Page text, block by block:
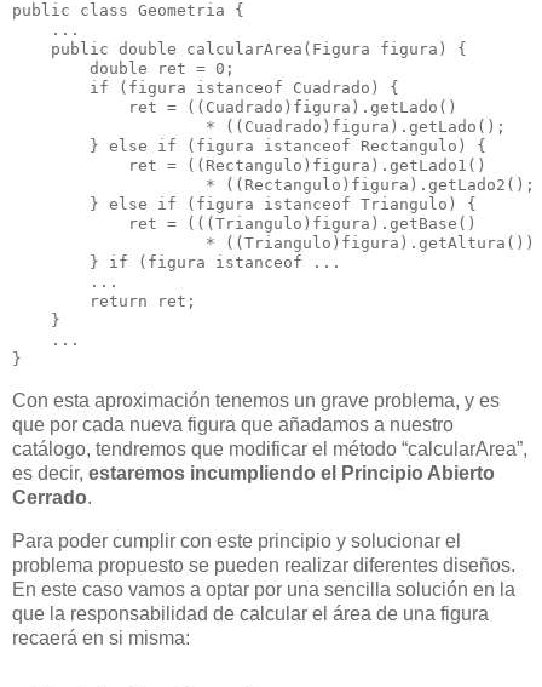
public class Geometria {
    ...
    public double calcularArea(Figura figura) {
        double ret = 0;
        if (figura istanceof Cuadrado) {
            ret = ((Cuadrado)figura).getLado()
                    * ((Cuadrado)figura).getLado();
        } else if (figura istanceof Rectangulo) {
            ret = ((Rectangulo)figura).getLado1()
*
        } else if (figura istanceof Triangulo) {
            ret = (((Triangulo)figura).getBase()
* ((Triangulo)figura).getAltura())
        } if (figura istanceof ...
        ...
        return ret;
    }
    ...
}
Con esta aproximación tenemos un grave problema, y es
que por cada nueva figura que añadamos a nuestro
catálogo, tendremos que modificar el método “calcularArea”,
es decir, estaremos incumpliendo el Principio Abierto
Cerrado.
Para poder cumplir con este principio y solucionar el
problema propuesto se pueden realizar diferentes diseños.
En este caso vamos a optar por una sencilla solución en la
que la responsabilidad de calcular el área de una figura
recaerá en si misma: